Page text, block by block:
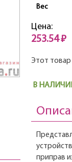
Вес
Цена:
253.54 ₽
Этот товар
В
приправ